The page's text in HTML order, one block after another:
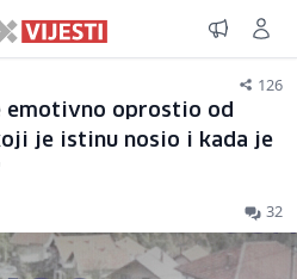
126
emotivno oprostio od
je istinu nosio i kada je
32